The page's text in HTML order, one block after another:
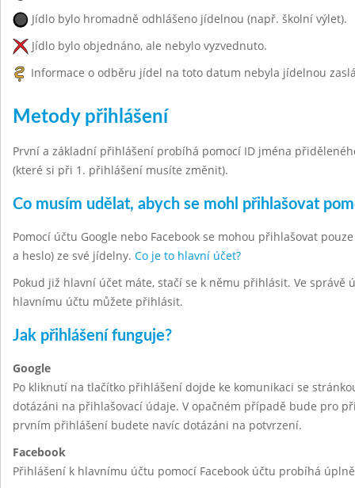
Jídlo bylo hromadně odhlášeno jídelnou (např. školní výlet).
Jídlo bylo objednáno, ale nebylo vyzvednuto.
Informace o odběru jídel na toto datum nebyla jídelnou
Metody přihlášení
První a základní přihlášení probíhá pomocí ID jména
(které si při 1. přihlášení musíte změnit).
Co musím udělat, abych se mohl přihlašovat
Pomocí účtu Google nebo Facebook se mohou přihlašovat
a heslo) ze své jídelny. Co je to hlavní účet?
Pokud již hlavní účet máte, stačí se k němu přihlásit. Ve
hlavnímu účtu můžete přihlásit.
Jak přihlášení funguje?
Google
Po kliknutí na tlačítko přihlášení dojde ke komunikaci se
dotázáni na přihlašovací údaje. V opačném případě bude pro
prvním přihlášení budete navíc dotázáni na potvrzení.
Facebook
Přihlášení k hlavnímu účtu pomocí Facebook účtu probíhá